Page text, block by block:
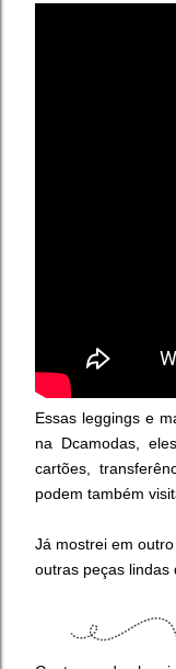
Essas leggings e
na Dcamodas,
cartões,
podem também
Já mostrei em
outras peças lindas